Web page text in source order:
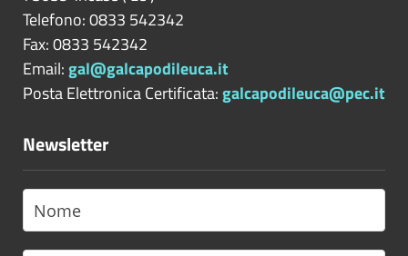
Telefono: 0833 542342
Fax: 0833 542342
Email:gal@galcapodileuca.it
Posta Elettronica Certificata:galcapodileuca@pec.it
Newsletter